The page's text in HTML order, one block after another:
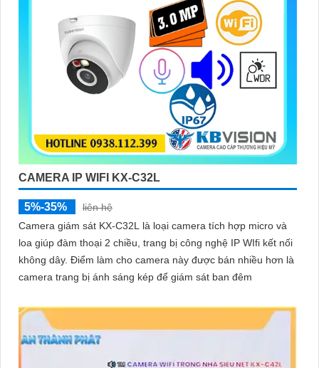
CAMERA IP WIFI KX-C32L
5%-35%
liên hệ
Camera giám sát KX-C32L là loại camera tích hợp micro và
loa giúp đàm thoại 2 chiều, trang bị công nghệ IP WIfi kết nối
không dây. Điểm làm cho camera này được bán nhiều hơn là
camera trang bị ánh sáng kép để giám sát ban đêm